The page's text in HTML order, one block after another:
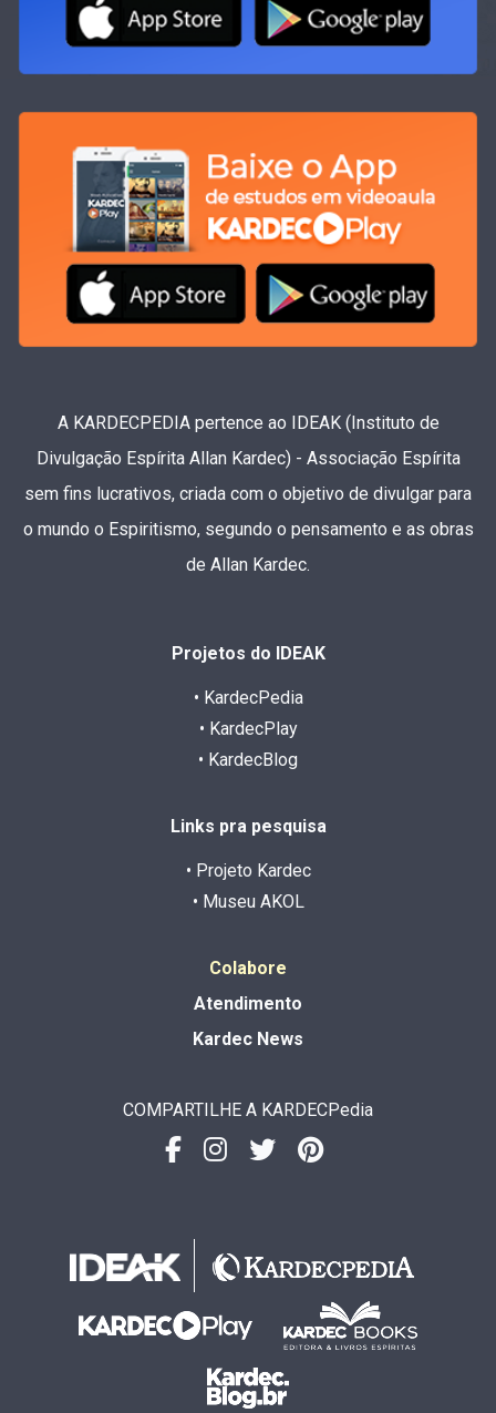
A KARDECPEDIA pertence ao IDEAK (Instituto de
Divulgação Espírita Allan Kardec) - Associação Espírita
sem fins lucrativos, criada com o objetivo de divulgar para
o mundo o Espiritismo, segundo o pensamento e as obras
de Allan Kardec.
Projetos do IDEAK
• KardecPedia
• KardecPlay
• KardecBlog
Links pra pesquisa
• Projeto Kardec
• Museu AKOL
Colabore
Atendimento
Kardec News
COMPARTILHE A KARDECPedia